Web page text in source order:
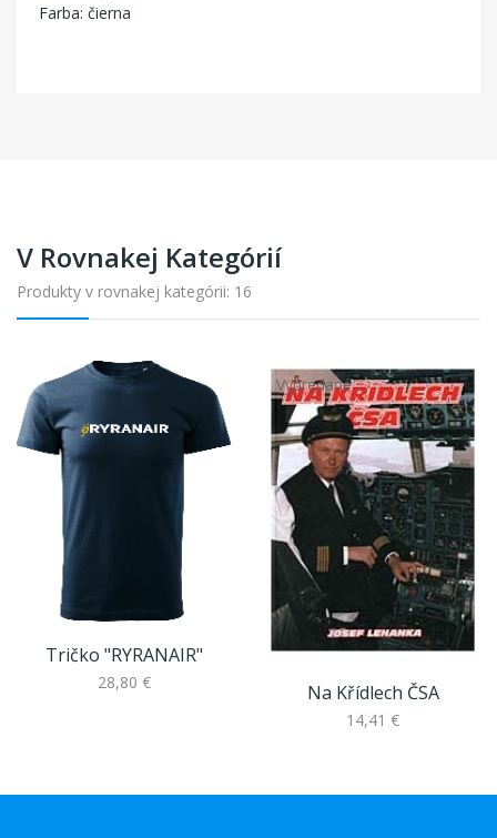
Farba: čierna
V Rovnakej Kategórií
Produkty v rovnakej kategórii: 16
Tričko "RYRANAIR"
28,80 €
Vypredané
Na Křídlech ČSA
14,41 €